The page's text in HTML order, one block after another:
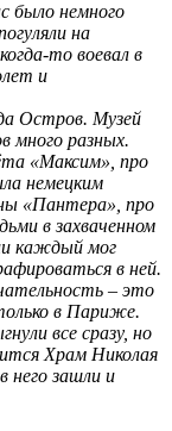
было немного
на
то воевал в
и
Остров. Музей
много разных.
«Максим», про
немецким
«Пантера», про
в захваченном
каждый мог
в ней.
– это
в Париже.
все сразу, но
Храм Николая
него зашли и